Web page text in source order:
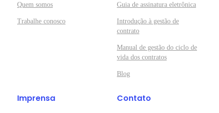
Quem somos
Trabalhe conosco
Guia de assinatura eletrônica
Introdução à gestão de
contrato
Manual de gestão do ciclo de
vida dos contratos
Blog
Imprensa Contato